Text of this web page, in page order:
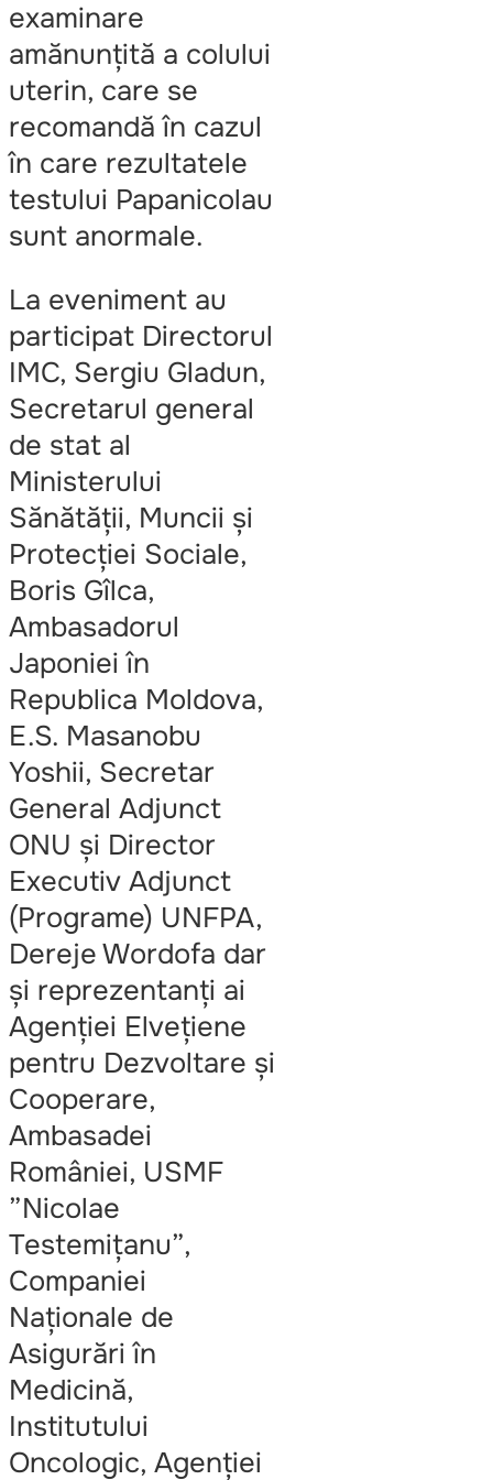
examinare
amănunțită a colului
uterin, care se
recomandă în cazul
în care rezultatele
testului Papanicolau
sunt anormale.
La eveniment au
participat Directorul
IMC, Sergiu Gladun,
Secretarul general
de stat al
Ministerului
Sănătății, Muncii și
Protecției Sociale,
Boris Gîlca,
Ambasadorul
Japoniei în
Republica Moldova,
E.S. Masanobu
Yoshii, Secretar
General Adjunct
ONU și Director
Executiv Adjunct
(Programe) UNFPA,
Dereje Wordofa dar
și reprezentanți ai
Agenției Elvețiene
pentru Dezvoltare și
Cooperare,
Ambasadei
României, USMF
”Nicolae
Testemițanu”,
Companiei
Naționale de
Asigurări în
Medicină,
Institutului
Oncologic, Agenției